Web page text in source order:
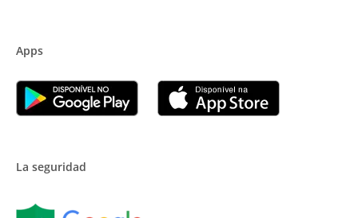
Apps
La seguridad